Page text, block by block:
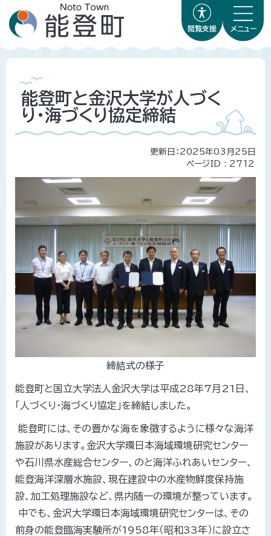
閲覧支援 メニュー
能登町と金沢大学が人づく
り・海づくり協定締結
更新日：2025年03月25日
ページID : 2712
締結式の様子
能登町と国立大学法人金沢大学は平成28年7月21日、
「人づくり・海づくり協定」を締結しました。
能登町には、その豊かな海を象徴するように様々な海洋
施設があります。金沢大学環日本海域環境研究センター
や石川県水産総合センター、のと海洋ふれあいセンター、
能登海洋深層水施設、現在建設中の水産物鮮度保持施
設、加工処理施設など、県内随一の環境が整っています。
中でも、金沢大学環日本海域環境研究センターは、その
前身の能登臨海実験所が1958年（昭和33年）に設立さ